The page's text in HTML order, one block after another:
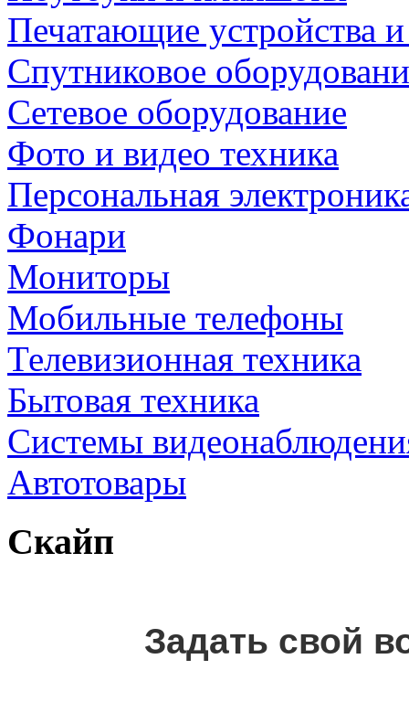
Печатающие устройства
Спутниковое
Сетевое оборудование
Фото и видео техника
Персональная
Фонари
Мониторы
Мобильные телефоны
Телевизионная техника
Бытовая техника
Cистемы
Автотовары
Скайп
Задать свой